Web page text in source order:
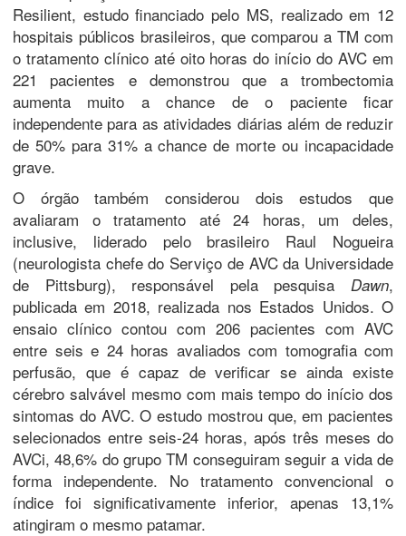
Resilient, estudo financiado pelo MS, realizado em 12
hospitais públicos brasileiros, que comparou a TM com
o tratamento clínico até oito horas do início do AVC em
221 pacientes e demonstrou que a trombectomia
aumenta muito a chance de o paciente ficar
independente para as atividades diárias além de reduzir
de 50% para 31% a chance de morte ou incapacidade
grave.
O órgão também considerou dois estudos que
avaliaram o tratamento até 24 horas, um deles,
inclusive, liderado pelo brasileiro Raul Nogueira
(neurologista chefe do Serviço de AVC da Universidade
de Pittsburg), responsável pela pesquisa Dawn,
publicada em 2018, realizada nos Estados Unidos. O
ensaio clínico contou com 206 pacientes com AVC
entre seis e 24 horas avaliados com tomografia com
perfusão, que é capaz de verificar se ainda existe
cérebro salvável mesmo com mais tempo do início dos
sintomas do AVC. O estudo mostrou que, em pacientes
selecionados entre seis-24 horas, após três meses do
AVCi, 48,6% do grupo TM conseguiram seguir a vida de
forma independente. No tratamento convencional o
índice foi significativamente inferior, apenas 13,1%
atingiram o mesmo patamar.